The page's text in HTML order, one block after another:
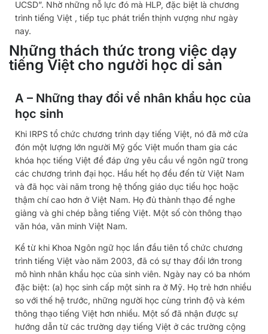
UCSD”. Nhờ những nỗ lực đó mà HLP, đặc biệt là chương
trình tiếng Việt , tiếp tục phát triển thịnh vượng như ngày
nay.
Những thách thức trong việc dạy
tiếng Việt cho người học di sản
A – Những thay đổi về nhân khẩu học của
học sinh
Khi IRPS tổ chức chương trình dạy tiếng Việt, nó đã mở cửa
đón một lượng lớn người Mỹ gốc Việt muốn tham gia các
khóa học tiếng Việt để đáp ứng yêu cầu về ngôn ngữ trong
các chương trình đại học. Hầu hết họ đều đến từ Việt Nam
và đã học vài năm trong hệ thống giáo dục tiểu học hoặc
thậm chí cao hơn ở Việt Nam. Họ đủ thành thạo để nghe
giảng và ghi chép bằng tiếng Việt. Một số còn thông thạo
văn hóa, văn minh Việt Nam.
Kể từ khi Khoa Ngôn ngữ học lần đầu tiên tổ chức chương
trình tiếng Việt vào năm 2003, đã có sự thay đổi lớn trong
mô hình nhân khẩu học của sinh viên. Ngày nay có ba nhóm
đặc biệt: (a) học sinh cấp một sinh ra ở Mỹ. Họ trẻ hơn nhiều
so với thế hệ trước, những người học cùng trình độ và kém
thông thạo tiếng Việt hơn nhiều. Một số đã nhận được sự
hướng dẫn từ các trường dạy tiếng Việt ở các trường cộng